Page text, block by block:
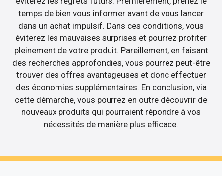
temps de bien vous informer avant de vous lancer
dans un achat impulsif. Dans ces conditions, vous
éviterez les mauvaises surprises et pourrez profiter
pleinement de votre produit. Pareillement, en faisant
des recherches approfondies, vous pourrez peut-être
trouver des offres avantageuses et donc effectuer
des économies supplémentaires. En conclusion, via
cette démarche, vous pourrez en outre découvrir de
nouveaux produits qui pourraient répondre à vos
nécessités de manière plus efficace.